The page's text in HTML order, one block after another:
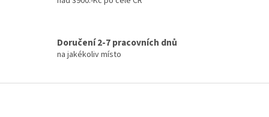
Doručení 2-7 pracovních dnů
na jakékoliv místo
Z